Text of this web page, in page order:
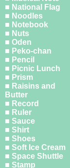
■ National Flag
■ Noodles
■ Notebook
■ Nuts
■ Oden
■ Peko-chan
■ Pencil
■ Picnic Lunch
■ Prism
■ Raisins and
Butter
■ Record
■ Ruler
■ Sauce
■ Shirt
■ Shoes
■ Soft Ice Cream
■ Space Shuttle
■ Stamp